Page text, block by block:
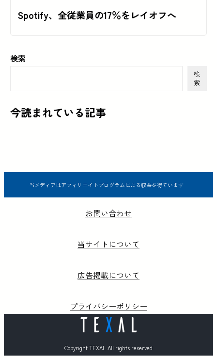
Spotify、全従業員の17％をレイオフへ
検索
検
索
今読まれている記事
当メディアはアフィリエイトプログラムによる収益を得ています
お問い合わせ
当サイトについて
広告掲載について
プライバシーポリシー
Copyright TEXAL All rights reserved